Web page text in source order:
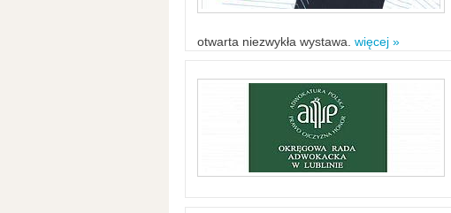
otwarta niezwykła wystawa. więcej »